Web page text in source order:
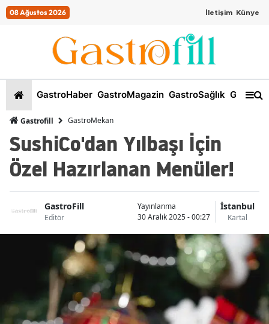
08 Ağustos 2026 İletişim Künye
GastroHaber GastroMagazin GastroSağlık
Gastrofill GastroMekan
SushiCo'dan Yılbaşı İçin
Özel Hazırlanan Menüler!
GastroFill
Editör
Yayınlanma
30 Aralık 2025 - 00:27
İstanbul
Kartal